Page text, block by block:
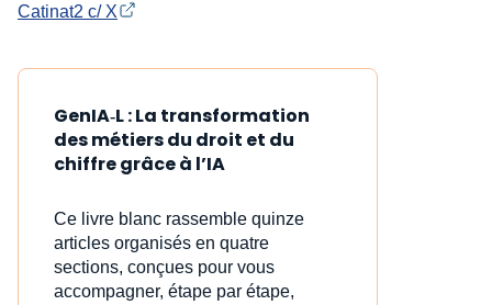
Catinat2 c/ X
GenIA‑L : La transformation
des métiers du droit et du
chiffre grâce à l’IA
Ce livre blanc rassemble quinze
articles organisés en quatre
sections, conçues pour vous
accompagner, étape par étape,